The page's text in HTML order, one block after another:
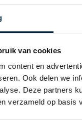
van cookies
content en
Ook delen we
Deze partners
verzameld op basis
Zomerjas Polo